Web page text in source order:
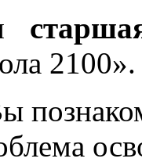
2100».